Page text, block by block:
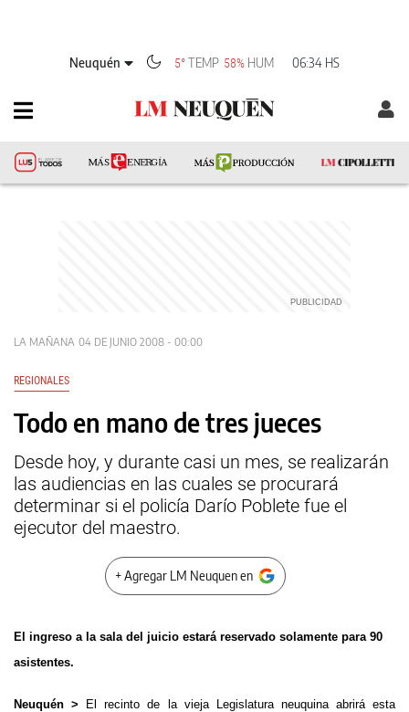
Neuquén 5°TEMP 58% HUM 06:34 HS
LA MAÑANA 04 DE JUNIO 2008 - 00:00
REGIONALES
Todo en mano de tres jueces
Desde hoy, y durante casi un mes, se realizarán
las audiencias en las cuales se procurará
determinar si el policía Darío Poblete fue el
ejecutor del maestro.
+ Agregar LM Neuquen en
El ingreso a la sala del juicio estará reservado solamente para 90
asistentes.
Neuquén > El recinto de la vieja Legislatura neuquina abrirá esta